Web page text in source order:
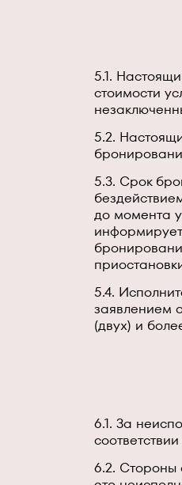
5.1.
стоимости
5.2.
5.3. Срок
до момента
информирует
5.4.
заявлением
(двух) и
6.1. За
6.2. Стороны